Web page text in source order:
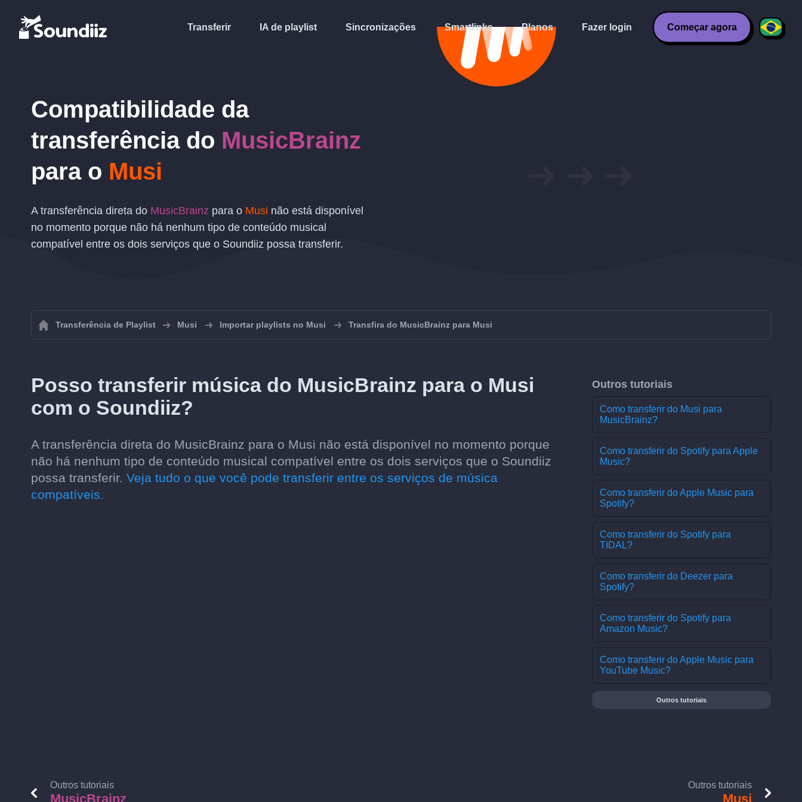
Transferir IA de playlist Sincronizações Smartlinks Planos Fazer login Começar agora
Compatibilidade da
transferência do MusicBrainz
para o Musi
A transferência direta do MusicBrainz para o Musi não está disponível
no momento porque não há nenhum tipo de conteúdo musical
compatível entre os dois serviços que o Soundiiz possa transferir.
Transferência de Playlist Musi Importar playlists no Musi Transfira do MusicBrainz para Musi
Posso transferir música do MusicBrainz para o Musi
com o Soundiiz?
A transferência direta do MusicBrainz para o Musi não está disponível no momento porque
não há nenhum tipo de conteúdo musical compatível entre os dois serviços que o Soundiiz
possa transferir. Veja tudo o que você pode transferir entre os serviços de música
compatíveis.
Outros tutoriais
Como transferir do Musi para
MusicBrainz?
Como transferir do Spotify para Apple
Music?
Como transferir do Apple Music para
Spotify?
Como transferir do Spotify para
TIDAL?
Como transferir do Deezer para
Spotify?
Como transferir do Spotify para
Amazon Music?
Como transferir do Apple Music para
YouTube Music?
Outros tutoriais
Outros tutoriais
MusicBrainz
Outros tutoriais
Musi